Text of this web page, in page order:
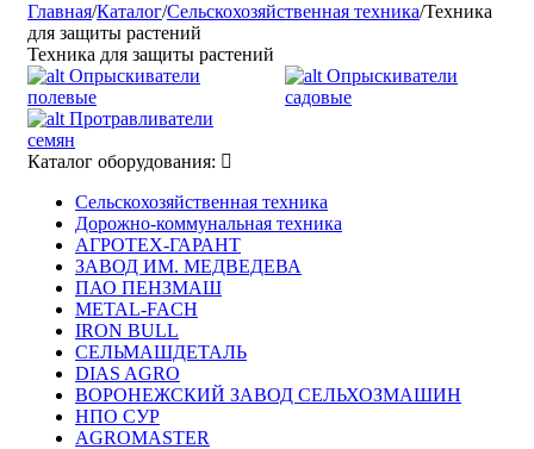
Главная/Каталог/Сельскохозяйственная техника/Техника
для защиты растений
Техника для защиты растений
Опрыскиватели
полевые
Опрыскиватели
садовые
Протравливатели
семян
Каталог оборудования:
Сельскохозяйственная техника
Дорожно-коммунальная техника
АГРОТЕХ-ГАРАНТ
ЗАВОД ИМ. МЕДВЕДЕВА
ПАО ПЕНЗМАШ
METAL-FACH
IRON BULL
СЕЛЬМАШДЕТАЛЬ
DIAS AGRO
ВОРОНЕЖСКИЙ ЗАВОД СЕЛЬХОЗМАШИН
НПО СУР
AGROMASTER